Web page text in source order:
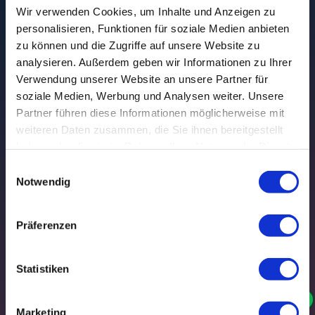
Wir verwenden Cookies, um Inhalte und Anzeigen zu
personalisieren, Funktionen für soziale Medien anbieten
zu können und die Zugriffe auf unsere Website zu
analysieren. Außerdem geben wir Informationen zu Ihrer
Verwendung unserer Website an unsere Partner für
soziale Medien, Werbung und Analysen weiter. Unsere
Partner führen diese Informationen möglicherweise mit
weiteren Daten zusammen, die Sie ihnen bereitgestellt
Notwendig
Präferenzen
Statistiken
Marketing
Der horizoom-Wald
Attraktive Geldgewinne im
Wert von bis zu1.000€
Unter allen Mitgliedern verlosen wir monatlich bis zu
1.000€ in Geldgewinnenund zusätzlich bis zu drei
Sachpreise im Wert von je ca. 500€. Je mehr Lose
du durch Umfrage-Teilnahmen und Profilupdates
sammelst, desto größer ist deine Gewinnchance!
1.000€
Jeden Monat!